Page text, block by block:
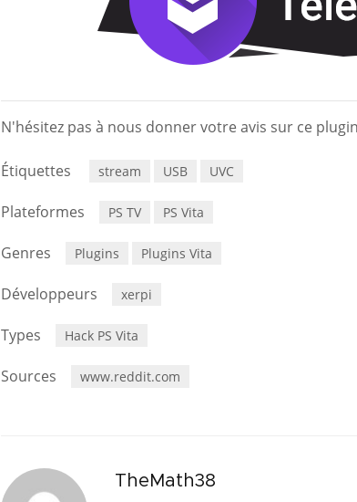
N'hésitez pas à nous donner votre avis sur ce
Étiquettes stream USB UVC
Plateformes PS TV PS Vita
Genres Plugins Plugins Vita
Développeurs xerpi
Types Hack PS Vita
Sources www.reddit.com
TheMath38